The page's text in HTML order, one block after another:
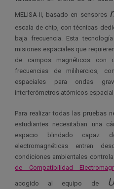
MELISA-II, basado en sensores
escala de chip, con técnicas
baja frecuencia. Esta
misiones espaciales que
de campos magnéticos con
frecuencias de milihercios,
espaciales para ondas
interferómetros atómicos
Para realizar todas las pruebas
estudiantes necesitaban una
espacio blindado capaz
electromagnéticas entren
condiciones ambientales
de Compatibilidad
acogido al equipo de